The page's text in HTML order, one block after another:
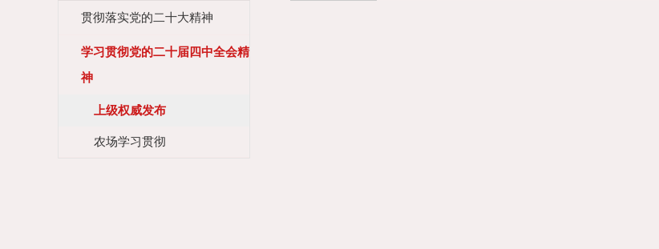
贯彻落实党的二十大精神
学习贯彻党的二十届四中全会精
神
上级权威发布
农场学习贯彻